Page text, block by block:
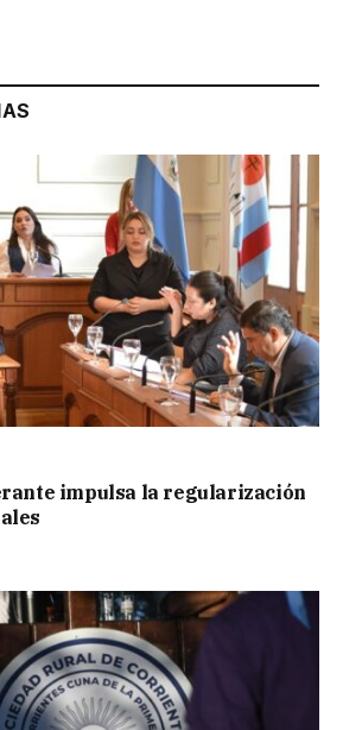
impulsa la regularización